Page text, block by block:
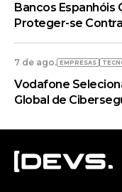
Bancos Espanhóis
Proteger-se
7 de ago. EMPRESAS
Vodafone
Global de